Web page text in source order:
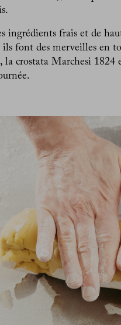
ingrédients frais et de
ils font des merveilles en
la crostata Marchesi